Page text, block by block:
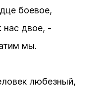
боевое,
двое, -
мы.
любезный,